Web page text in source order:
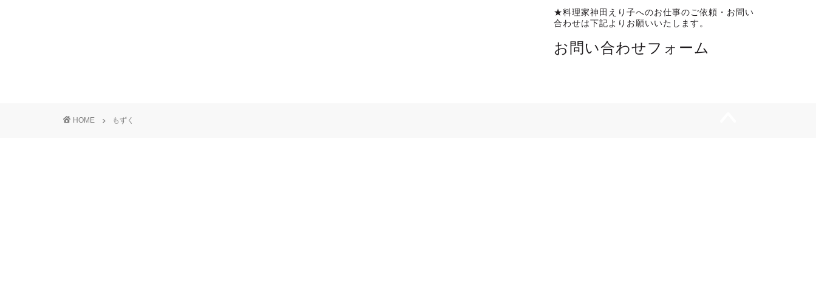
★料理家神田えり子へのお仕事のご依頼・お問い
合わせは下記よりお願いいたします。
お問い合わせフォーム
HOME もずく